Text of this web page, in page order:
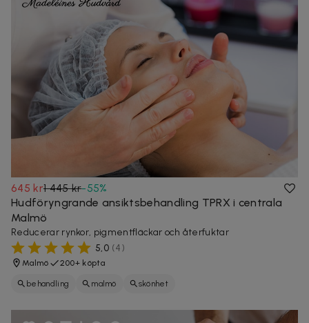
645 kr1 445 kr-55%
Hudföryngrande ansiktsbehandling TPRX i centrala
Malmö
Reducerar rynkor, pigmentfläckar och återfuktar
5,0 (4)
Malmö 200+ köpta
behandling malmö skönhet